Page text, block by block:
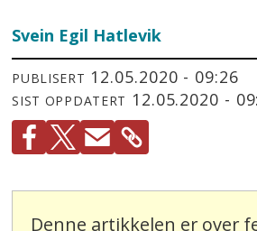
Svein Egil Hatlevik
PUBLISERT 12.05.2020 - 09:26
SIST OPPDATERT 12.05.2020 -
Denne artikkelen er over